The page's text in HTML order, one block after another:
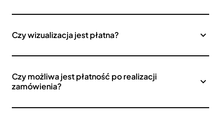
Czy wizualizacja jest płatna?
Czy możliwa jest płatność po realizacji
zamówienia?